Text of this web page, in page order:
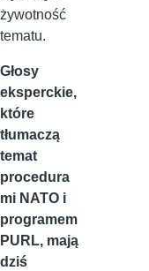
żywotność
tematu.
Głosy
eksperckie,
które
tłumaczą
temat
procedura
mi NATO i
programem
PURL, mają
dziś